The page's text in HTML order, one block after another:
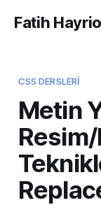
Fatih
CSS DERSLERI
Metin